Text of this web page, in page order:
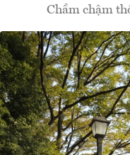
Chầm chậm